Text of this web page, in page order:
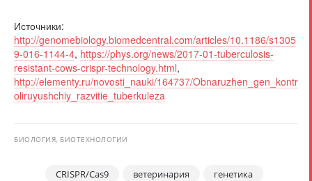
Источники:
http://genomebiology.biomedcentral.com/articles/10.1186/s1305
9-016-1144-4, https://phys.org/news/2017-01-tuberculosis-
resistant-cows-crispr-technology.html,
http://elementy.ru/novosti_nauki/164737/Obnaruzhen_gen_kontr
oliruyushchiy_razvitie_tuberkuleza
БИОЛОГИЯ, БИОТЕХНОЛОГИИ
CRISPR/Cas9 ветеринария
генетика